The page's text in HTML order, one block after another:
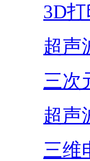
3D
超声
三次
超声
三维